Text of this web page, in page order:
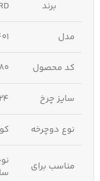
برند
مدل
کد محصول
سایز چرخ 24 اینچ
نوع دوچرخه
مناسب برای